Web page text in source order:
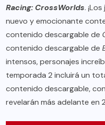
Racing: CrossWorlds.
nuevo y emocionante
contenido descargable de
contenido descargable de
intensos, personajes
temporada 2 incluirá un
contenido descargable,
revelarán más adelante en